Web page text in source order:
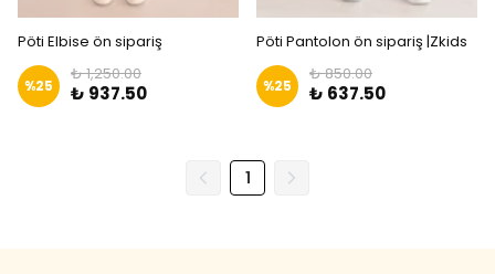
Pöti Elbise ön sipariş
%25
₺ 1,250.00
₺ 937.50
Pöti Pantolon ön sipariş |Zkids
%25
₺ 850.00
₺ 637.50
1